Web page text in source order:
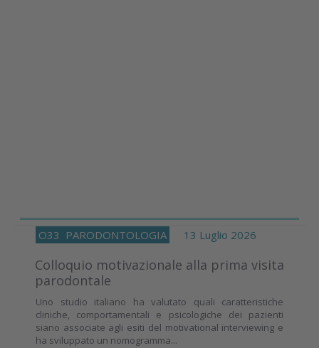
O33 PARODONTOLOGIA 13 Luglio 2026
Colloquio motivazionale alla prima visita
parodontale
Uno studio italiano ha valutato quali caratteristiche
cliniche, comportamentali e psicologiche dei pazienti
siano associate agli esiti del motivational interviewing e
ha sviluppato un nomogramma...